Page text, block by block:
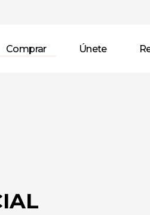
Comprar Únete